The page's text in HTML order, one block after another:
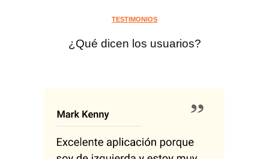
TESTIMONIOS
¿Qué dicen los usuarios?